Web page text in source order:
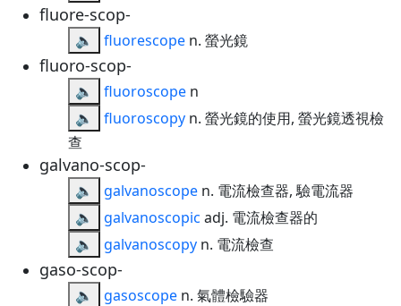
fluore-scop-
🔈 fluorescope n. 螢光鏡
fluoro-scop-
🔈 fluoroscope n
🔈
fluoroscopy n. 螢光鏡的使用, 螢光鏡透視檢
查
galvano-scop-
🔈 galvanoscope n. 電流檢查器, 驗電流器
🔈
galvanoscopic adj. 電流檢查器的
🔈
galvanoscopy n. 電流檢查
gaso-scop-
🔈 gasoscope n. 氣體檢驗器